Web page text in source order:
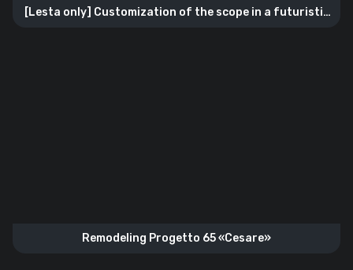
[Lesta only] Customization of the scope in a futuristic
Remodeling Progetto 65 «Cesare»